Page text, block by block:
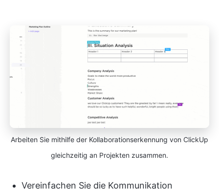
Arbeiten Sie mithilfe der Kollaborationserkennung von ClickUp
gleichzeitig an Projekten zusammen.
Vereinfachen Sie die Kommunikation